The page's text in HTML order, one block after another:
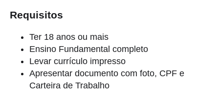
Requisitos
Ter 18 anos ou mais
Ensino Fundamental completo
Levar currículo impresso
Apresentar documento com foto, CPF e
Carteira de Trabalho